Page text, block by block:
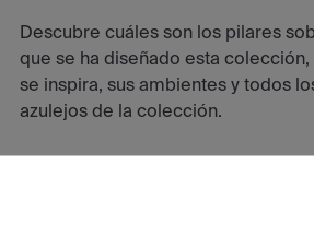
Descubre cuáles son los pilares
que se ha diseñado esta colección,
se inspira, sus ambientes y todos
azulejos de la colección.